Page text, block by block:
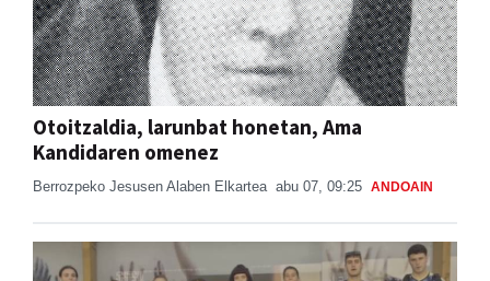
Otoitzaldia, larunbat honetan, Ama
Kandidaren omenez
Berrozpeko Jesusen Alaben Elkartea abu 07, 09:25 ANDOAIN